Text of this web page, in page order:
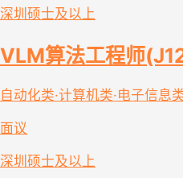
深圳 硕士及以上
VLM算法工程师
自动化类·计算机类·电子信息
面议
深圳 硕士及以上